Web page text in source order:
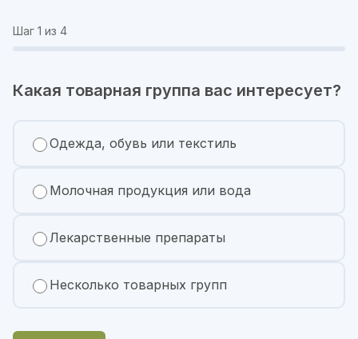
Шаг 1 из 4
Какая товарная группа вас интересует?
Одежда, обувь или текстиль
Молочная продукция или вода
Лекарственные препараты
Несколько товарных групп